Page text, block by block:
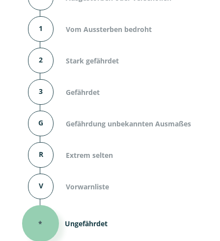
1 Vom Aussterben bedroht
2 Stark gefährdet
3 Gefährdet
G Gefährdung unbekannten Ausmaßes
R Extrem selten
V Vorwarnliste
* Ungefährdet